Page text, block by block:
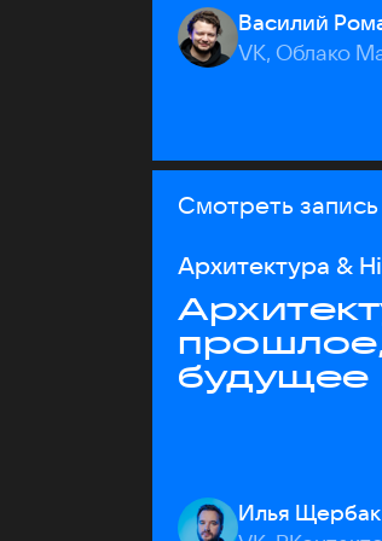
Василий
VK, Облако
Смотреть запись
Архитектура &
будущее
Илья Щербак